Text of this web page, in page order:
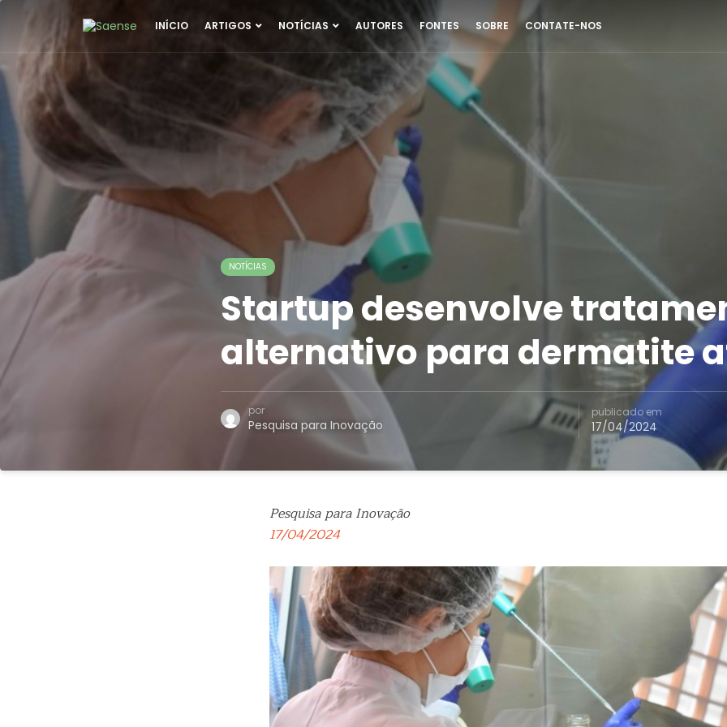
INÍCIO ARTIGOS NOTÍCIAS AUTORES FONTES SOBRE CONTATE-NOS
NOTÍCIAS
Startup desenvolve
alternativo para dermatite
por
Pesquisa para Inovação
publicado em
17/04/2024
Pesquisa para Inovação
17/04/2024